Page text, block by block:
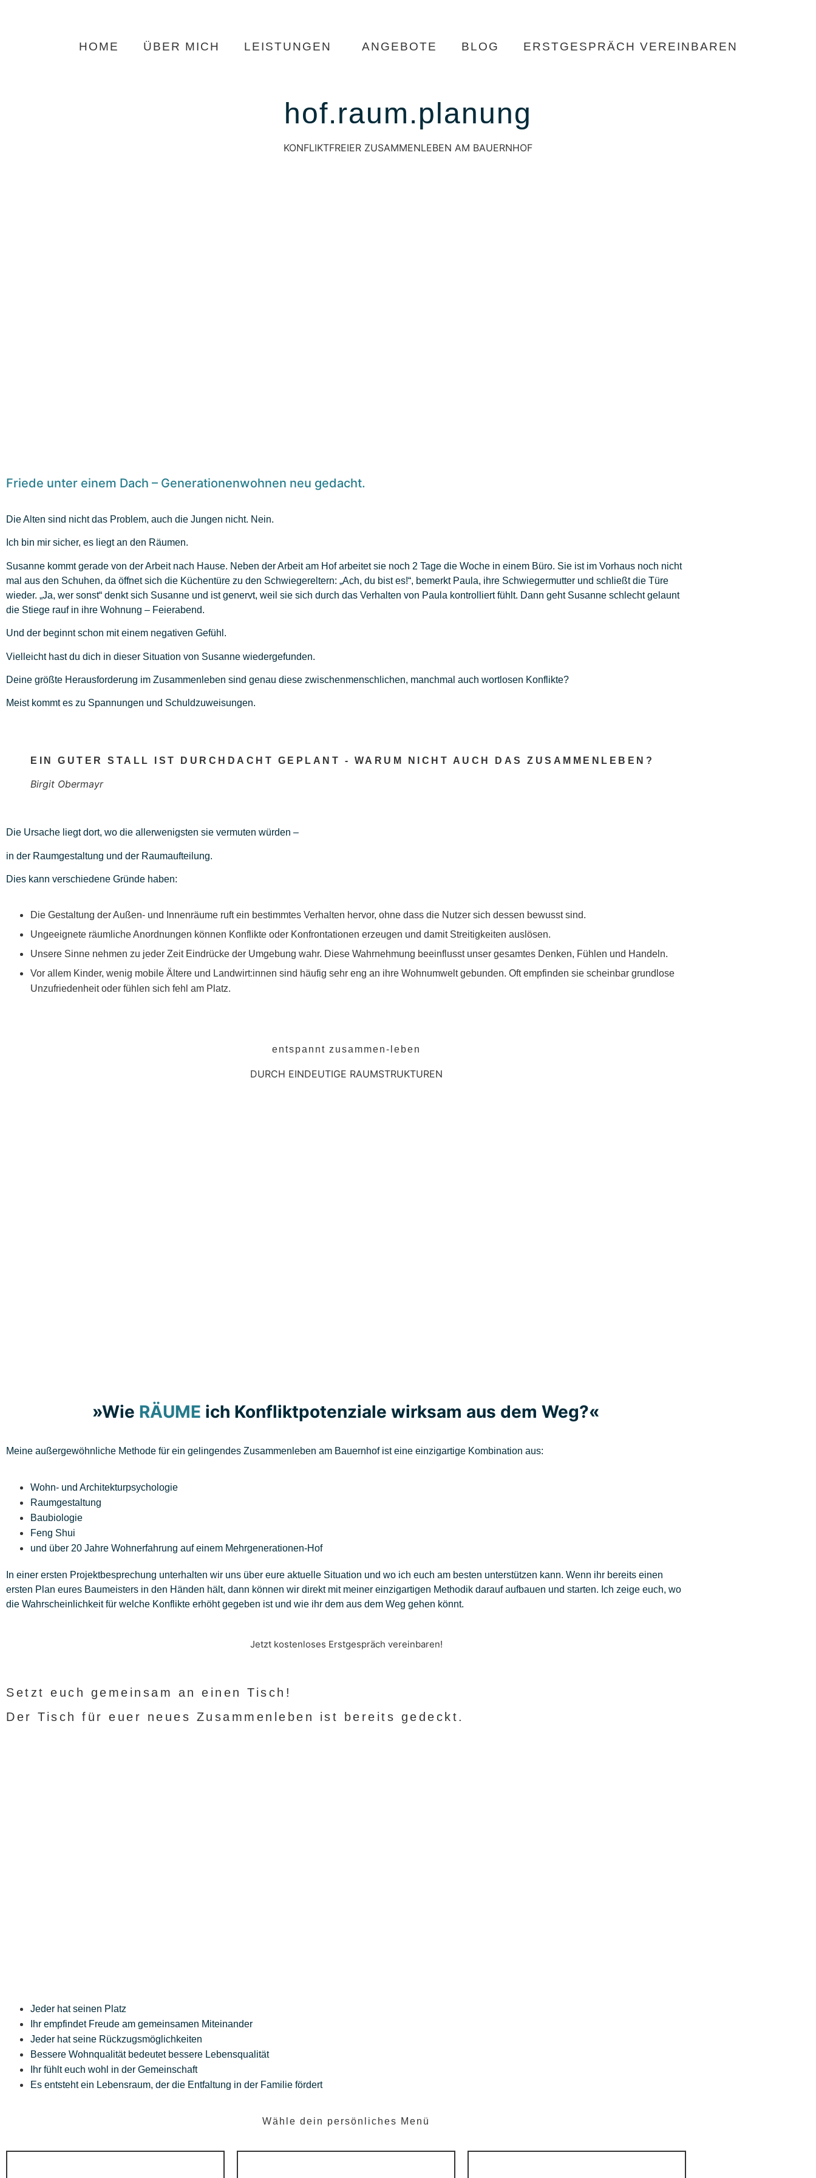
HOME ÜBER MICH LEISTUNGEN ANGEBOTE BLOG ERSTGESPRÄCH VEREINBAREN
hof.raum.planung
KONFLIKTFREIER ZUSAMMENLEBEN AM BAUERNHOF
Friede unter einem Dach – Generationenwohnen neu gedacht.
Die Alten sind nicht das Problem, auch die Jungen nicht. Nein.
Ich bin mir sicher, es liegt an den Räumen.
Susanne kommt gerade von der Arbeit nach Hause. Neben der Arbeit am Hof arbeitet sie noch 2 Tage die Woche in einem Büro. Sie ist im Vorhaus noch nicht
mal aus den Schuhen, da öffnet sich die Küchentüre zu den Schwiegereltern: „Ach, du bist es!“, bemerkt Paula, ihre Schwiegermutter und schließt die Türe
wieder. „Ja, wer sonst“ denkt sich Susanne und ist genervt, weil sie sich durch das Verhalten von Paula kontrolliert fühlt. Dann geht Susanne schlecht gelaunt
die Stiege rauf in ihre Wohnung – Feierabend.
Und der beginnt schon mit einem negativen Gefühl.
Vielleicht hast du dich in dieser Situation von Susanne wiedergefunden.
Deine größte Herausforderung im Zusammenleben sind genau diese zwischenmenschlichen, manchmal auch wortlosen Konflikte?
Meist kommt es zu Spannungen und Schuldzuweisungen.
EIN GUTER STALL IST DURCHDACHT GEPLANT - WARUM NICHT AUCH DAS ZUSAMMENLEBEN?
Birgit Obermayr
Die Ursache liegt dort, wo die allerwenigsten sie vermuten würden –
in der Raumgestaltung und der Raumaufteilung.
Dies kann verschiedene Gründe haben:
Die Gestaltung der Außen- und Innenräume ruft ein bestimmtes Verhalten hervor, ohne dass die Nutzer sich dessen bewusst sind.
Ungeeignete räumliche Anordnungen können Konflikte oder Konfrontationen erzeugen und damit Streitigkeiten auslösen.
Unsere Sinne nehmen zu jeder Zeit Eindrücke der Umgebung wahr. Diese Wahrnehmung beeinflusst unser gesamtes Denken, Fühlen und Handeln.
Vor allem Kinder, wenig mobile Ältere und Landwirt:innen sind häufig sehr eng an ihre Wohnumwelt gebunden. Oft empfinden sie scheinbar grundlose
Unzufriedenheit oder fühlen sich fehl am Platz.
entspannt zusammen-leben
DURCH EINDEUTIGE RAUMSTRUKTUREN
»Wie RÄUME ich Konfliktpotenziale wirksam aus dem Weg?«
Meine außergewöhnliche Methode für ein gelingendes Zusammenleben am Bauernhof ist eine einzigartige Kombination aus:
Wohn- und Architekturpsychologie
Raumgestaltung
Baubiologie
Feng Shui
und über 20 Jahre Wohnerfahrung auf einem Mehrgenerationen-Hof
In einer ersten Projektbesprechung unterhalten wir uns über eure aktuelle Situation und wo ich euch am besten unterstützen kann. Wenn ihr bereits einen
ersten Plan eures Baumeisters in den Händen hält, dann können wir direkt mit meiner einzigartigen Methodik darauf aufbauen und starten. Ich zeige euch, wo
die Wahrscheinlichkeit für welche Konflikte erhöht gegeben ist und wie ihr dem aus dem Weg gehen könnt.
Jetzt kostenloses Erstgespräch vereinbaren!
Setzt euch gemeinsam an einen Tisch!
Der Tisch für euer neues Zusammenleben ist bereits gedeckt.
Jeder hat seinen Platz
Ihr empfindet Freude am gemeinsamen Miteinander
Jeder hat seine Rückzugsmöglichkeiten
Bessere Wohnqualität bedeutet bessere Lebensqualität
Ihr fühlt euch wohl in der Gemeinschaft
Es entsteht ein Lebensraum, der die Entfaltung in der Familie fördert
Wähle dein persönliches Menü